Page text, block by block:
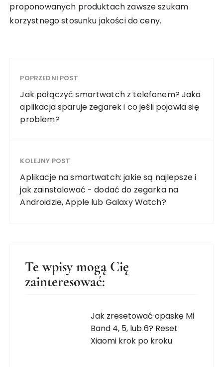
proponowanych produktach zawsze szukam
korzystnego stosunku jakości do ceny.
POPRZEDNI POST
Jak połączyć smartwatch z telefonem? Jaka
aplikacja sparuje zegarek i co jeśli pojawia się
problem?
KOLEJNY POST
Aplikacje na smartwatch: jakie są najlepsze i
jak zainstalować - dodać do zegarka na
Androidzie, Apple lub Galaxy Watch?
Te wpisy mogą Cię
zainteresować:
Jak zresetować opaskę Mi
Band 4, 5, lub 6? Reset
Xiaomi krok po kroku